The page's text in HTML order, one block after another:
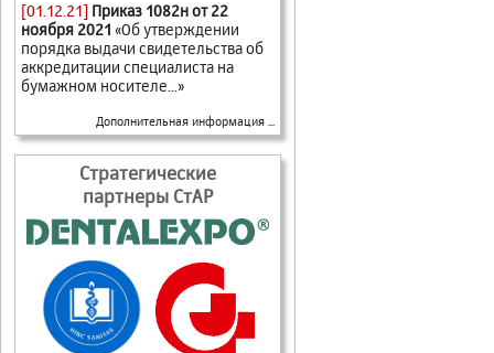
[01.12.21] Приказ 1082н от 22
ноября 2021 «Об утверждении
порядка выдачи свидетельства об
аккредитации специалиста на
бумажном носителе...»
Дополнительная информация ...
Стратегические
партнеры СтАР